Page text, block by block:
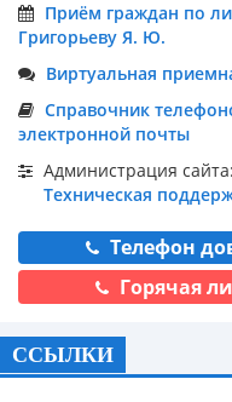
Приём граждан по
Григорьеву Я. Ю.
Виртуальная
Справочник
электронной почты
Администрация
Техническая
Телефон
Горячая
ССЫЛКИ